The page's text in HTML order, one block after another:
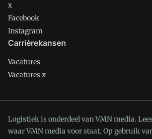
x
Facebook
Instagram
Carrièrekansen
Vacatures
Vacatures x
Logistiek is onderdeel van VMN media.
waar VMN media voor staat. Op gebruik